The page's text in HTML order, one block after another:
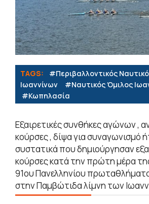
TAGS:
#Περιβαλλοντικός
Ιωαννίνων
#Ναυτικός Όμιλος
#Κωπηλασία
Εξαιρετικές συνθήκες αγώνων ,
κούρσες , δίψα για συναγωνισμό
συστατικά που δημιούργησαν
κούρσες κατά την πρώτη μέρα
91ου Πανελληνίου
στην Παμβώτιδα λίμνη των